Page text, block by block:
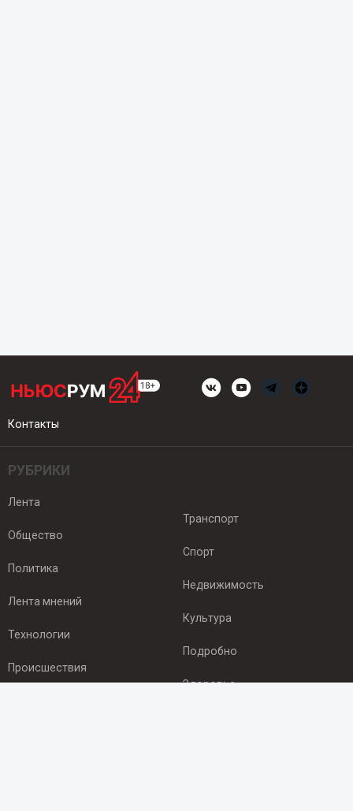
Контакты
РУБРИКИ
Лента
Общество
Политика
Лента мнений
Технологии
Происшествия
Транспорт
Спорт
Недвижимость
Культура
Подробно
Здоровье